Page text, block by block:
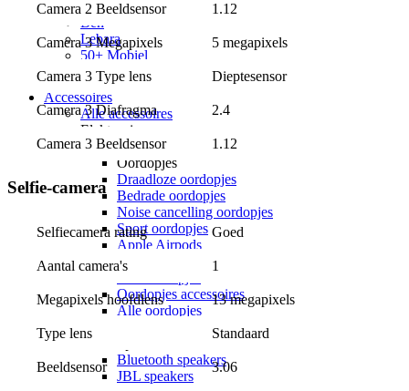
hollandsnieuwe
Ben
Lebara
50+ Mobiel
Youfone
Accessoires
Alle accessoires
Elektronica
Oordopjes
Oordopjes
Draadloze oordopjes
Bedrade oordopjes
Noise cancelling oordopjes
Sport oordopjes
Apple Airpods
Samsung Galaxy Buds
Oordopjes accessoires
Alle oordopjes
Bluetooth speakers
JBL speakers
Camera 2 Beeldsensor 1.12
Camera 3 Megapixels 5 megapixels
Camera 3 Type lens Dieptesensor
Camera 3 Diafragma 2.4
Camera 3 Beeldsensor 1.12
Selfie-camera
Selfiecamera rating Goed
Aantal camera's 1
Megapixels hoofdlens 13 megapixels
Type lens Standaard
Beeldsensor 3.06